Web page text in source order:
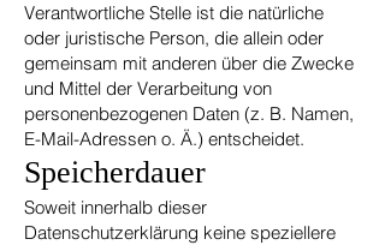
Verantwortliche Stelle ist die natürliche
oder juristische Person, die allein oder
gemeinsam mit anderen über die Zwecke
und Mittel der Verarbeitung von
personenbezogenen Daten (z. B. Namen,
E-Mail-Adressen o. Ä.) entscheidet.
Speicherdauer
Soweit innerhalb dieser
Datenschutzerklärung keine speziellere